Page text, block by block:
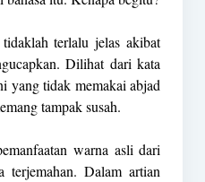
tidaklah terlalu jelas akibat
Dilihat dari kata
yang tidak memakai abjad
tampak susah.
warna asli dari
terjemahan. Dalam artian